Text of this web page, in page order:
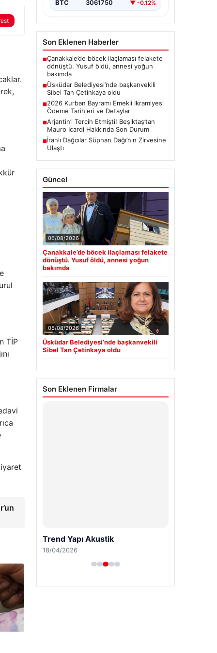
TİP
BTC 3061750 ▼ -0.12%
Son Eklenen Haberler
■Çanakkale’de böcek ilaçlaması felakete
dönüştü. Yusuf öldü, annesi yoğun
bakımda
■Üsküdar Belediyesi’nde başkanvekili
Sibel Tan Çetinkaya oldu
■2026 Kurban Bayramı Emekli İkramiyesi
Ödeme Tarihleri ve Detaylar
■Arjantin’i Tercih Etmişti! Beşiktaş’tan
Mauro Icardi Hakkında Son Durum
■İranlı Dağcılar Süphan Dağı’nın Zirvesine
Ulaştı
Güncel
06/08/2026
Çanakkale’de böcek ilaçlaması felakete
dönüştü. Yusuf öldü, annesi yoğun
bakımda
05/08/2026
Üsküdar Belediyesi’nde başkanvekili
Sibel Tan Çetinkaya oldu
Son Eklenen Firmalar
Trend Yapı Akustik
18/04/2026